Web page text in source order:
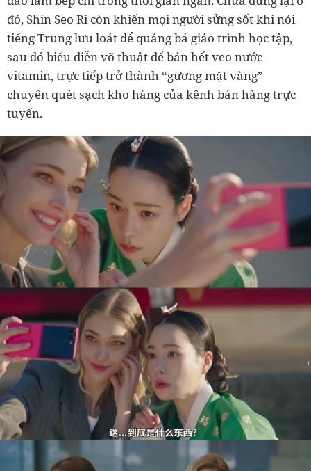
đó, Shin Seo Ri còn khiến mọi người sửng sốt khi nói
tiếng Trung lưu loát để quảng bá giáo trình học tập,
sau đó biểu diễn võ thuật để bán hết veo nước
vitamin, trực tiếp trở thành “gương mặt vàng”
chuyên quét sạch kho hàng của kênh bán hàng trực
tuyến.